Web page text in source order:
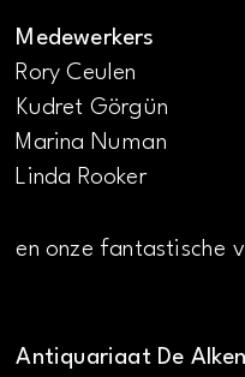
Medewerkers
Rory Ceulen
Kudret Görgün
Marina Numan
Linda Rooker
en onze fantastische
Antiquariaat De